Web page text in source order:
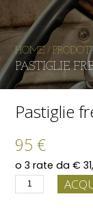
HOME /
PASTIGLIE
Pastiglie
95 €